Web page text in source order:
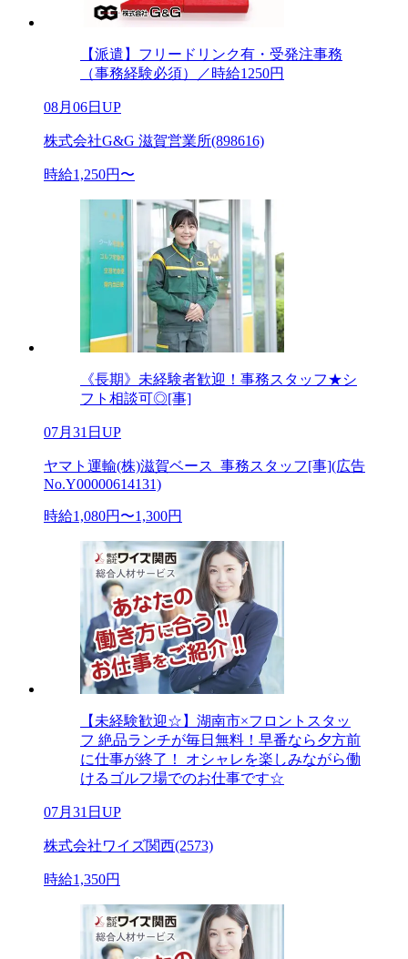
【派遣】フリードリンク有・受発注事務
（事務経験必須）／時給1250円
08月06日UP
株式会社G&G 滋賀営業所(898616)
時給1,250円〜
《長期》未経験者歓迎！事務スタッフ★シ
フト相談可◎[事]
07月31日UP
ヤマト運輸(株)滋賀ベース_事務スタッフ[事](広告
No.Y00000614131)
時給1,080円〜1,300円
【未経験歓迎☆】湖南市×フロントスタッ
フ 絶品ランチが毎日無料！早番なら夕方前
に仕事が終了！ オシャレを楽しみながら働
けるゴルフ場でのお仕事です☆
07月31日UP
株式会社ワイズ関西(2573)
時給1,350円